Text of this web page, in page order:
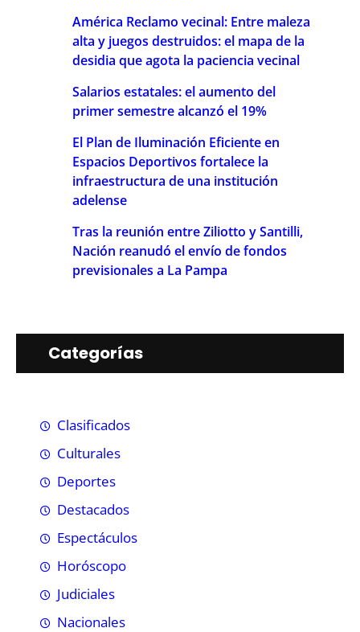
América Reclamo vecinal: Entre maleza
alta y juegos destruidos: el mapa de la
desidia que agota la paciencia vecinal
Salarios estatales: el aumento del
primer semestre alcanzó el 19%
El Plan de Iluminación Eficiente en
Espacios Deportivos fortalece la
infraestructura de una institución
adelense
Tras la reunión entre Ziliotto y Santilli,
Nación reanudó el envío de fondos
previsionales a La Pampa
Categorías
Clasificados
Culturales
Deportes
Destacados
Espectáculos
Horóscopo
Judiciales
Nacionales